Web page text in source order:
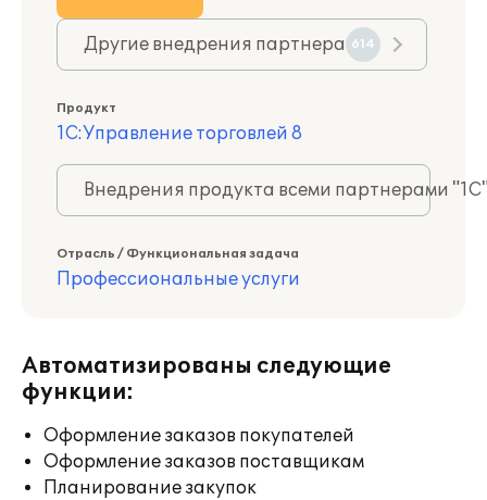
Другие внедрения партнера 614
Продукт
1С:Управление торговлей 8
Внедрения продукта всеми партнерами
Отрасль / Функциональная задача
Профессиональные услуги
Автоматизированы следующие
функции:
Оформление заказов покупателей
Оформление заказов поставщикам
Планирование закупок